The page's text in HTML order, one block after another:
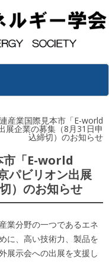
産業国際見本市「E-world
企業の募集（8月31日申
込締切）のお知らせ
市「E-world
ビリオン出展
）のお知らせ
業分野の一つであるエネ
に、高い技術力、製品を
展示会への出展を支援し